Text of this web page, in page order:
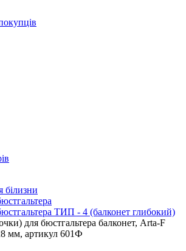
білизни
ТИП - 4 (балконет глибокий)
для бюстгальтера балконет, Arta-F
мм, артикул 601Ф